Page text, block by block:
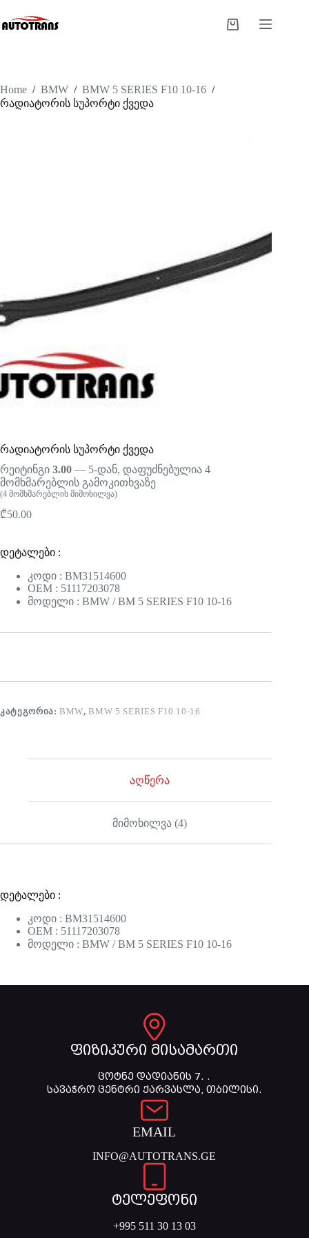
Home / BMW / BMW 5 SERIES F10 10-16 /
რადიატორის სუპორტი ქვედა
რადიატორის სუპორტი ქვედა
რეიტინგი 3.00 — 5-დან, დაფუძნებულია 4
მომხმარებლის გამოკითხვაზე
(4 მომხმარებლის მიმოხილვა)
₾50.00
დეტალები :
კოდი : BM31514600
OEM : 51117203078
მოდელი : BMW / BM 5 SERIES F10 10-16
ᲙᲐᲢᲔᲒᲝᲠᲘᲐ:BMW,BMW 5 SERIES F10 10-16
აღწერა
მიმოხილვა (4)
დეტალები :
კოდი : BM31514600
OEM : 51117203078
მოდელი : BMW / BM 5 SERIES F10 10-16
ფიზიკური მისამართი
ცოტნე დადიანის 7. .
სავაჭრო ცენტრი ქარვასლა, თბილისი.
EMAIL
INFO@AUTOTRANS.GE
ტელეფონი
+995 511 30 13 03